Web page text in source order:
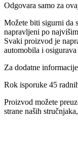
Odgovara samo za
Možete biti sigurni
napravljeni po
Svaki proizvod je
automobila i
Za dodatne
Rok isporuke 45
Proizvod možete
strane naših stručnjaka,